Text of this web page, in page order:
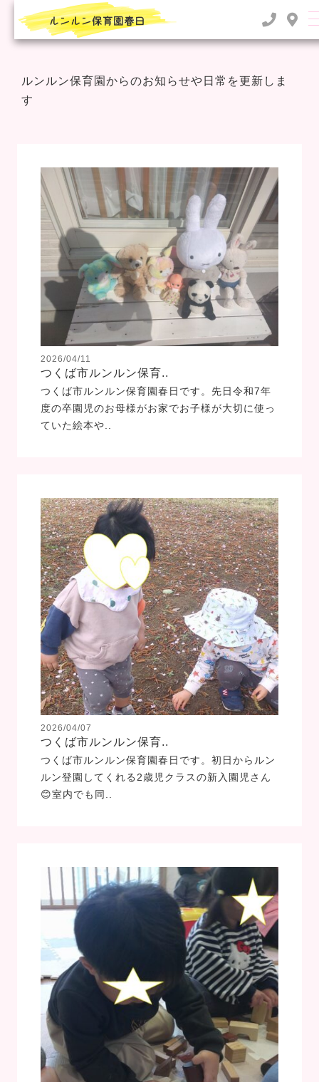
2022年 > 11月
ルンルン保育園からのお知らせや日常を更新しま
す
2026/04/11
つくば市ルンルン保育..
つくば市ルンルン保育園春日です。先日令和7年
度の卒園児のお母様がお家でお子様が大切に使っ
ていた絵本や..
2026/04/07
つくば市ルンルン保育..
つくば市ルンルン保育園春日です。初日からルン
ルン登園してくれる2歳児クラスの新入園児さん
😊室内でも同..